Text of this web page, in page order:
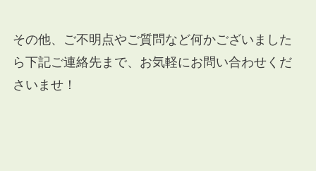
その他、ご不明点やご質問など何かございました
ら下記ご連絡先まで、お気軽にお問い合わせくだ
さいませ！